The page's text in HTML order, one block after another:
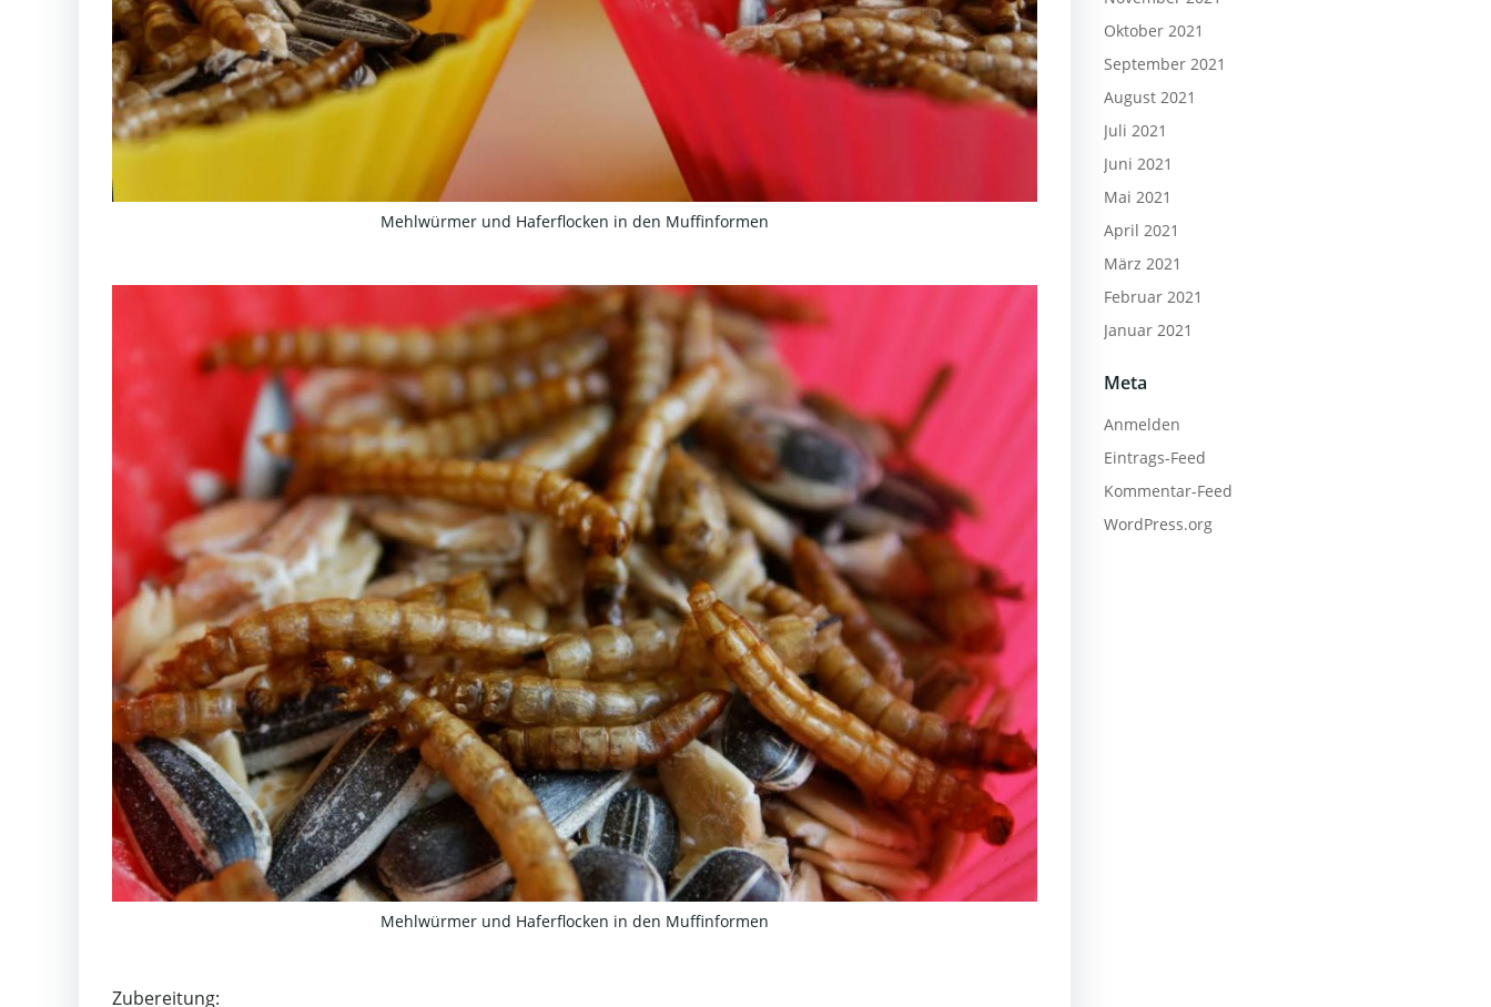
Mehlwürmer und Haferflocken in den Muffinformen
Mehlwürmer und Haferflocken in den Muffinformen
Zubereitung:
Oktober 2021
September 2021
August 2021
Juli 2021
Juni 2021
Mai 2021
April 2021
März 2021
Februar 2021
Januar 2021
Meta
Anmelden
Eintrags-Feed
Kommentar-Feed
WordPress.org